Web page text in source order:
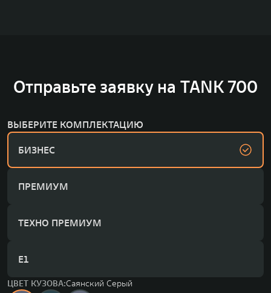
Отправьте заявку на TANK 700
ВЫБЕРИТЕ КОМПЛЕКТАЦИЮ
БИЗНЕС
ПРЕМИУМ
ТЕХНО ПРЕМИУМ
Е1
ЦВЕТ КУЗОВА:Саянский Серый